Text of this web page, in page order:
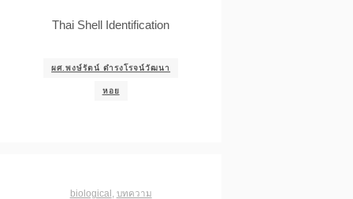
Thai Shell Identification
ผศ.พงษ์รัตน์ ดำรงโรจน์วัฒนา
หอย
biological บทความ